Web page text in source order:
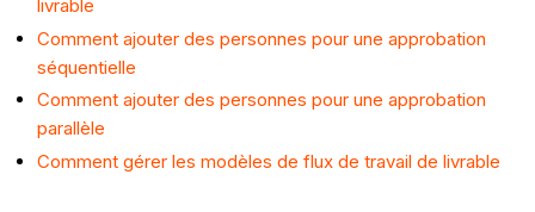
livrable
Comment ajouter des personnes pour une approbation
séquentielle
Comment ajouter des personnes pour une approbation
parallèle
Comment gérer les modèles de flux de travail de livrable